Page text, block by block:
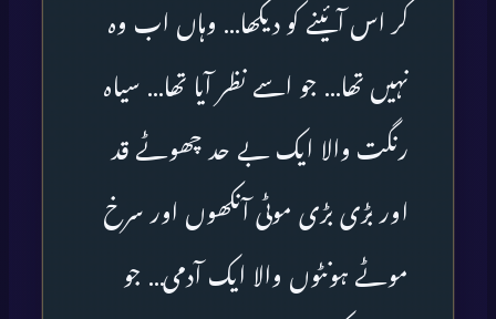
کر اس آئینے کو دیکھا… وہاں اب وہ
نہیں تھا… جو اسے نظر آیا تھا… سیاہ
رنگت والا ایک بے حد چھوٹے قد
اور بڑی بڑی موٹی آنکھوں اور سرخ
موٹے ہونٹوں والا ایک آدمی… جو